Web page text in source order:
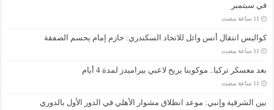
في سبتمبر
كواليس انتقال أنس وائل للاتحاد السكندري: حازم إمام يحسم الصفقة
بعد معسكر تركيا.. موكوينا يريح لاعبي بيراميدز لمدة 4 أيام
بين الشرقية وإنبي: موعد انطلاق مشوار الأهلي في الدور الأول بالدوري